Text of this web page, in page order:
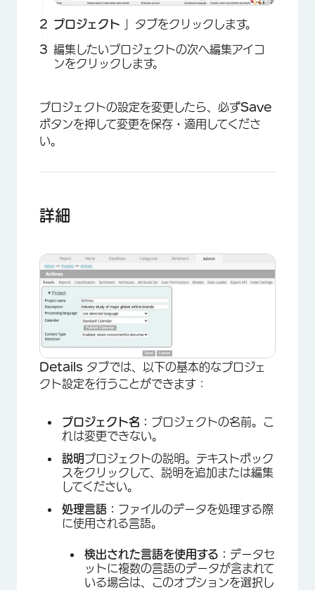
プロジェクト 」タブをクリックします。
編集したいプロジェクトの次へ編集アイコ
ンをクリックします。
プロジェクトの設定を変更したら、必ずSave
ボタンを押して変更を保存・適用してくださ
い。
詳細
Details タブでは、以下の基本的なプロジェ
クト設定を行うことができます：
プロジェクト名： プロジェクトの名前。こ
れは変更できない。
説明プロジェクトの説明。テキストボック
スをクリックして、説明を追加または編集
してください。
処理言語： ファイルのデータを処理する際
に使用される言語。
検出された言語を使用する： データセ
ットに複数の言語のデータが含まれて
いる場合は、このオプションを選択し